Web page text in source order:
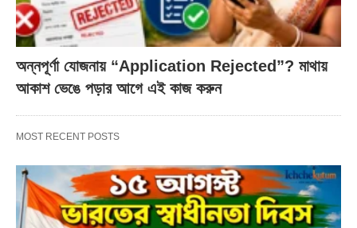
অন্নপূর্ণা যোজনায় “Application Rejected”? মাথায়
আকাশ ভেঙে পড়ার আগে এই কাজ করুন
MOST RECENT POSTS